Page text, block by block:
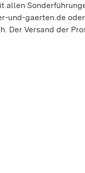
allen
und-gaerten.de
Der Versand der